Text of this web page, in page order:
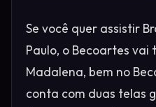
Se você quer assistir
Paulo, o Becoartes
Madalena, bem no
conta com duas telas